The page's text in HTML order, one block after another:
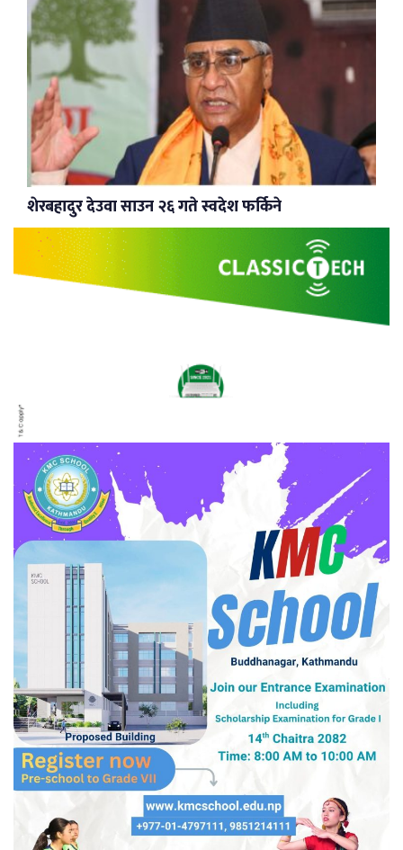
शेरबहादुर देउवा साउन २६ गते स्वदेश फर्किने